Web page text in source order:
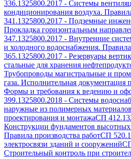
336.1325800.2017 - Системы
кондиционирования воздуха.
341.1325800.2017 - Подземные
Прокладка горизонтальным
347.1325800.2017 - Внутренние
и холодного водоснабжения.
365.1325800.2017 - Резервуары
стальные для хранения
Трубопроводы магистральные и
газа. Исполнительная документация
Формы и требования к ведению и
399.1325800.2018 - Системы
наружные из полимерных
проектирования и монтажаСП
Конструкции фундаментов
Правила производства работСП
электросвязи зданий и сооружений
Строительный контроль при